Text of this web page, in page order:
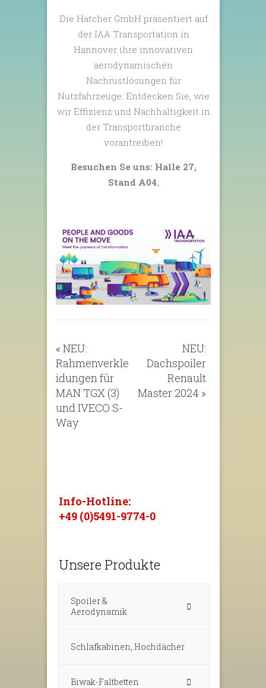
Die Hatcher GmbH präsentiert auf
der IAA Transportation in
Hannover ihre innovativen
aerodynamischen
Nachrüstlösungen für
Nutzfahrzeuge. Entdecken Sie, wie
wir Effizienz und Nachhaltigkeit in
der Transportbranche
vorantreiben!
Besuchen Se uns: Halle 27,
Stand A04.
« NEU:
Rahmenverkle
idungen für
MAN TGX (3)
und IVECO S-
Way
NEU:
Dachspoiler
Renault
Master 2024 »
Info-Hotline:
+49 (0)5491-9774-0
Unsere Produkte
Spoiler &
Aerodynamik
Schlafkabinen, Hochdächer
Biwak-Faltbetten